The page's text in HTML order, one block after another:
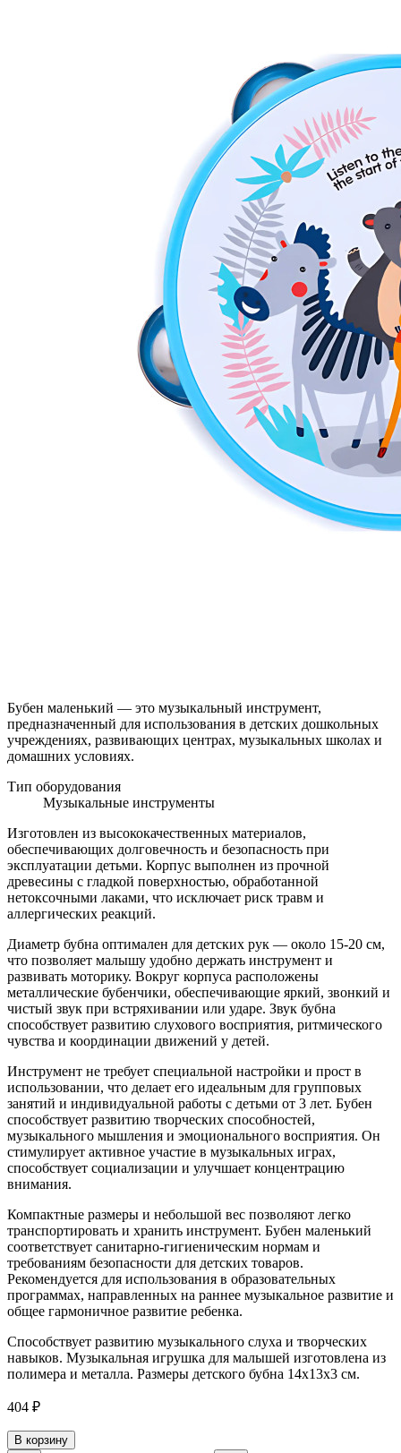
Бубен маленький — это музыкальный инструмент,
предназначенный для использования в детских дошкольных
учреждениях, развивающих центрах, музыкальных школах и
домашних условиях.
Тип оборудования
Музыкальные инструменты
Изготовлен из высококачественных материалов,
обеспечивающих долговечность и безопасность при
эксплуатации детьми. Корпус выполнен из прочной
древесины с гладкой поверхностью, обработанной
нетоксочными лаками, что исключает риск травм и
аллергических реакций.
Диаметр бубна оптимален для детских рук — около 15-20 см,
что позволяет малышу удобно держать инструмент и
развивать моторику. Вокруг корпуса расположены
металлические бубенчики, обеспечивающие яркий, звонкий и
чистый звук при встряхивании или ударе. Звук бубна
способствует развитию слухового восприятия, ритмического
чувства и координации движений у детей.
Инструмент не требует специальной настройки и прост в
использовании, что делает его идеальным для групповых
занятий и индивидуальной работы с детьми от 3 лет. Бубен
способствует развитию творческих способностей,
музыкального мышления и эмоционального восприятия. Он
стимулирует активное участие в музыкальных играх,
способствует социализации и улучшает концентрацию
внимания.
Компактные размеры и небольшой вес позволяют легко
транспортировать и хранить инструмент. Бубен маленький
соответствует санитарно-гигиеническим нормам и
требованиям безопасности для детских товаров.
Рекомендуется для использования в образовательных
программах, направленных на раннее музыкальное развитие и
общее гармоничное развитие ребенка.
Способствует развитию музыкального слуха и творческих
навыков. Музыкальная игрушка для малышей изготовлена из
полимера и металла. Размеры детского бубна 14х13х3 см.
404 ₽
В корзину